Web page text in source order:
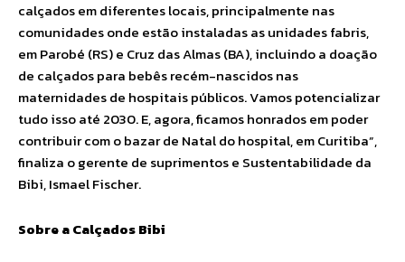
calçados em diferentes locais, principalmente nas
comunidades onde estão instaladas as unidades fabris,
em Parobé (RS) e Cruz das Almas (BA), incluindo a doação
de calçados para bebês recém-nascidos nas
maternidades de hospitais públicos. Vamos potencializar
tudo isso até 2030. E, agora, ficamos honrados em poder
contribuir com o bazar de Natal do hospital, em Curitiba”,
finaliza o gerente de suprimentos e Sustentabilidade da
Bibi, Ismael Fischer.
Sobre a Calçados Bibi